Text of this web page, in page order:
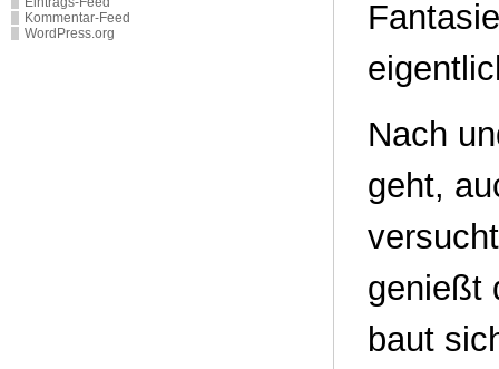
Kommentar-Feed
WordPress.org
Nach
geht,
genießt
baut